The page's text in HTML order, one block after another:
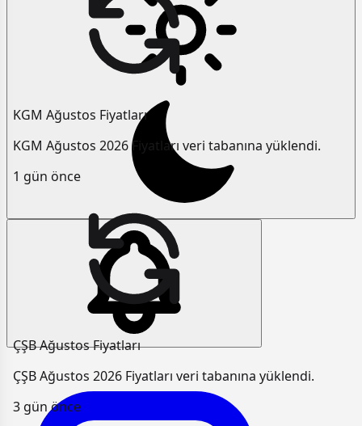
KGM Ağustos Fiyatları
KGM Ağustos 2026 Fiyatları veri tabanına yüklendi.
1 gün önce
ÇŞB Ağustos Fiyatları
ÇŞB Ağustos 2026 Fiyatları veri tabanına yüklendi.
3 gün önce